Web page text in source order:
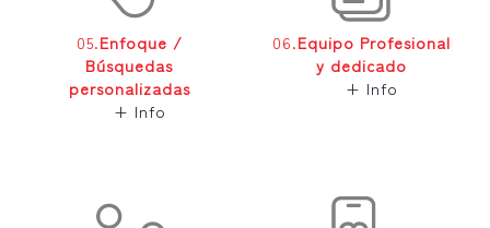
05.Enfoque /
Búsquedas
personalizadas
+ Info
06.Equipo Profesional
y dedicado
+ Info